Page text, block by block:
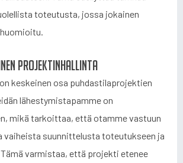
toteutusta, jossa jokainen
projektinhallinta
keskeinen osa puhdastilaprojektien
lähestymistapamme on
mikä tarkoittaa, että otamme vastuun
vaiheista suunnittelusta toteutukseen ja
varmistaa, että projekti etenee